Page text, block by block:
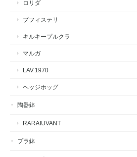
ロリダ
プフィステリ
キルキープルクラ
マルガ
LAV.1970
ヘッジホッグ
陶器鉢
RARAIUVANT
プラ鉢